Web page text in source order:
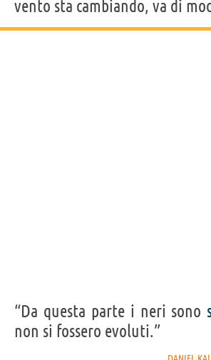
vento sta cambiando, va di
“Da questa parte i neri sono
non si fossero evoluti.”